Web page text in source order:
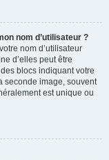
nom d’utilisateur ?
nom d’utilisateur
d’elles peut être
blocs indiquant votre
seconde image, souvent
est unique ou